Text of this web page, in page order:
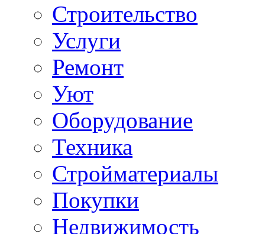
Строительство
Услуги
Ремонт
Уют
Оборудование
Техника
Стройматериалы
Покупки
Недвижимость